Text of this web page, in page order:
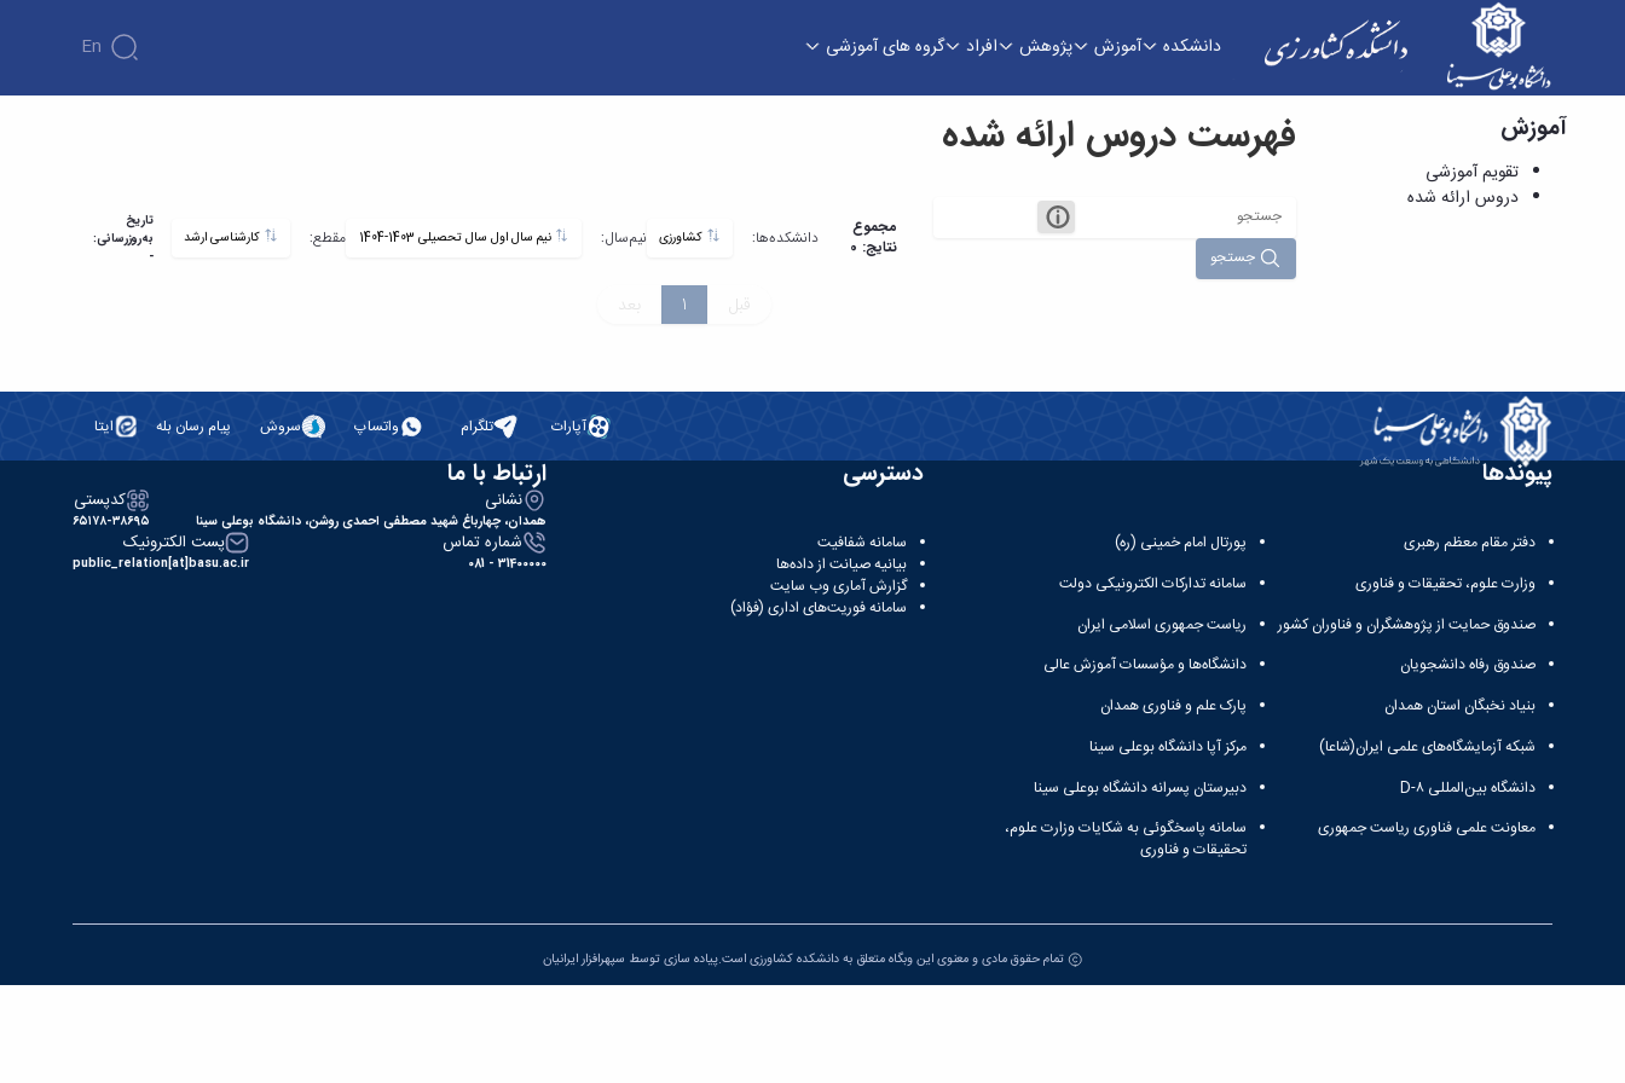
دانشکده آموزش پژوهش افراد گروه های آموزشی En
دروس ارائه شده - دانشکده کشاورزی
آموزش
تقویم آموزشی
دروس ارائه شده
فهرست دروس ارائه شده
جستجو
مجموع
نتایج: 0
دانشکده‌ها: نیم‌سال: نیم سال اول سال تحصیلی 1403-1404 مقطع:
تاریخ
به‌روزرسانی:
-
قبل 1 بعد
آپارات تلگرام واتساپ سروش پیام رسان بله ایتا
پیوندها
دفتر مقام معظم رهبری
وزارت علوم، تحقیقات و فناوری
صندوق حمایت از پژوهشگران و فناوران کشور
صندوق رفاه دانشجویان
بنیاد نخبگان استان همدان
شبکه آزمایشگاه‌های علمی ایران(شاعا)
دانشگاه بین‌المللی D-۸
معاونت علمی فناوری ریاست جمهوری
پورتال امام خمینی (ره)
سامانه تدارکات الکترونیکی دولت
ریاست جمهوری اسلامی ایران
دانشگاه‌ها و مؤسسات آموزش عالی
پارک علم و فناوری همدان
مرکز آپا دانشگاه بوعلی سینا
دبیرستان پسرانه دانشگاه بوعلی سینا
سامانه پاسخگوئی به شکایات وزارت علوم،
تحقیقات و فناوری
دسترسی
سامانه شفافیت
بیانیه صیانت از داده‌ها
گزارش آماری وب‌ سایت
سامانه فوریت‌های اداری (فؤاد)
ارتباط با ما
نشانی
همدان، چهارباغ شهید مصطفی احمدی روشن، دانشگاه بوعلی سینا
کدپستی
۶۵۱۷۸-۳۸۶۹۵
شماره تماس
31400000 - 081
پست الکترونیک
public_relation[at]basu.ac.ir
تمام حقوق مادی و معنوی این وبگاه متعلق به دانشکده کشاورزی است.پیاده سازی توسط سپهرافزار ایرانیان